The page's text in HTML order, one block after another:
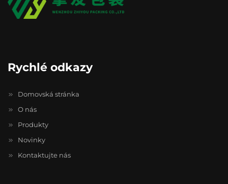
Rychlé odkazy
Domovská stránka
O nás
Produkty
Novinky
Kontaktujte nás